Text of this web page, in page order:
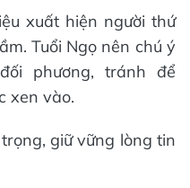
xuất hiện người thứ
Tuổi Ngọ nên chú ý
phương, tránh để
xen vào.
giữ vững lòng tin